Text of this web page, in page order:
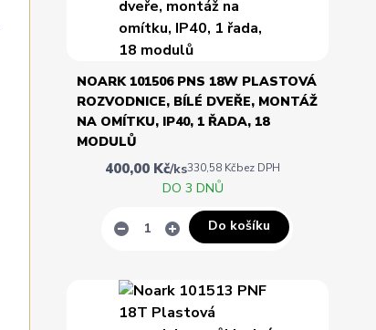
NOARK 101506 PNS 18W PLASTOVÁ
ROZVODNICE, BÍLÉ DVEŘE, MONTÁŽ
NA OMÍTKU, IP40, 1 ŘADA, 18
MODULŮ
400,00 Kč/ks330,58 Kčbez DPH
DO 3 DNŮ
Do košíku